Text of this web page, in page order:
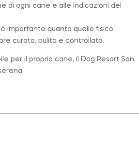
di ogni cane e alle indicazioni del
importante quanto quello fisico.
curato, pulito e controllato.
per il proprio cane, il Dog Resort San